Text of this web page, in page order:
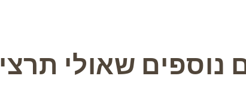
נוספים שאולי תרצי